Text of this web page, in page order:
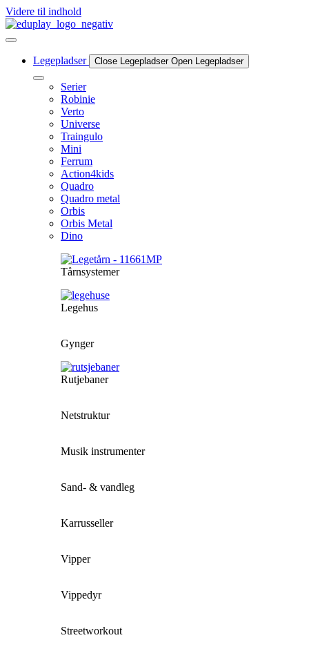
Videre til indhold
Legepladser Close Legepladser Open Legepladser
Serier
Robinie
Verto
Universe
Traingulo
Mini
Ferrum
Action4kids
Quadro
Quadro metal
Orbis
Orbis Metal
Dino
Tårnsystemer
Legehus
Gynger
Rutjebaner
Netstruktur
Musik instrumenter
Sand- & vandleg
Karrusseller
Vipper
Vippedyr
Streetworkout